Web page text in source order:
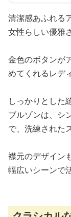
清潔感あふれる
女性らしい優雅
金色のボタンが
めてくれるレデ
しっかりとした
ブルゾンは、シ
で、洗練された
襟元のデザイン
幅広いシーンで